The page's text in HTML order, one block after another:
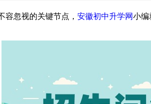
忽视的关键节点， 安徽初中升学网小编